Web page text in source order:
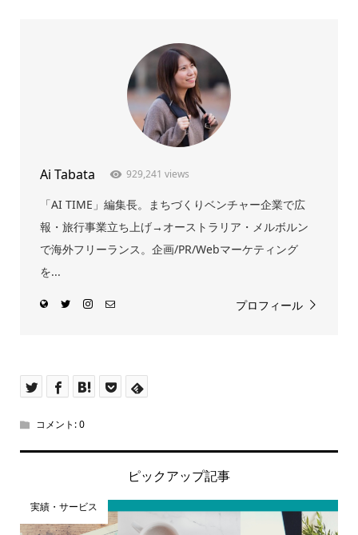
Ai Tabata 929,241 views
「AI TIME」編集長。まちづくりベンチャー企業で広
報・旅行事業立ち上げ→オーストラリア・メルボルン
で海外フリーランス。企画/PR/Webマーケティング
を...
プロフィール
コメント:0
ピックアップ記事
実績・サービス